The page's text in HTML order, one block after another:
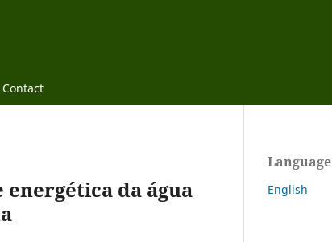
Contact
da água
Language
English